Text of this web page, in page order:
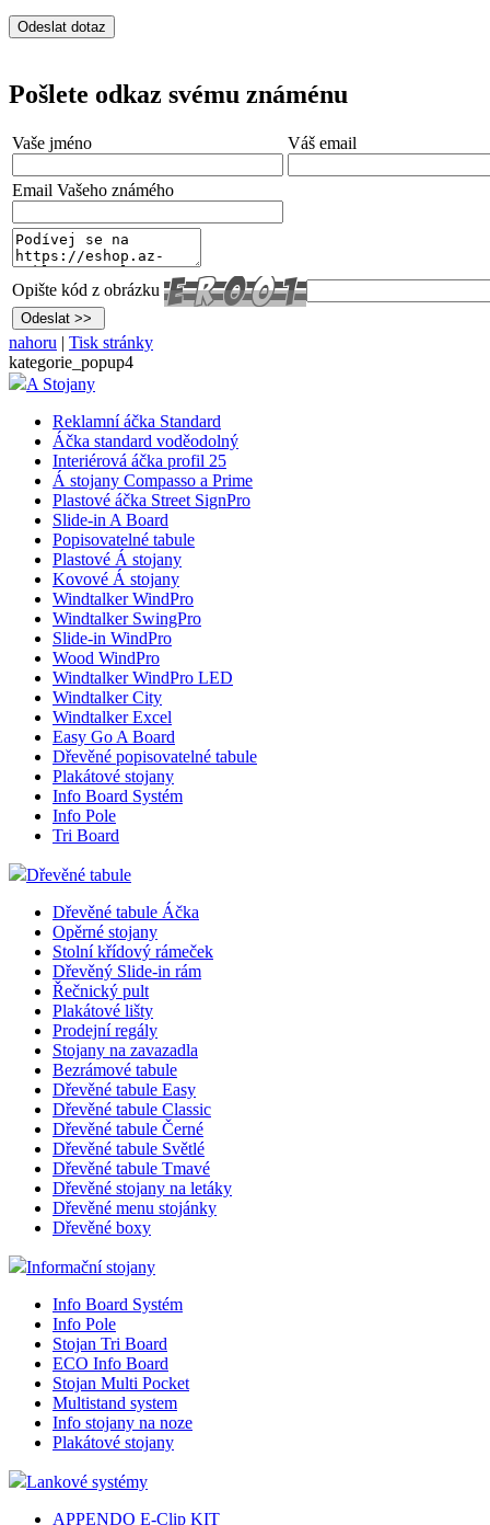
Pošlete odkaz svému známénu
Vaše jméno Váš email
Email Vašeho známého
Opište kód z obrázku
nahoru | Tisk stránky
kategorie_popup4
A Stojany
Reklamní áčka Standard
Áčka standard voděodolný
Interiérová áčka profil 25
Á stojany Compasso a Prime
Plastové áčka Street SignPro
Slide-in A Board
Popisovatelné tabule
Plastové Á stojany
Kovové Á stojany
Windtalker WindPro
Windtalker SwingPro
Slide-in WindPro
Wood WindPro
Windtalker WindPro LED
Windtalker City
Windtalker Excel
Easy Go A Board
Dřevěné popisovatelné tabule
Plakátové stojany
Info Board Systém
Info Pole
Tri Board
Dřevěné tabule
Dřevěné tabule Áčka
Opěrné stojany
Stolní křídový rámeček
Dřevěný Slide-in rám
Řečnický pult
Plakátové lišty
Prodejní regály
Stojany na zavazadla
Bezrámové tabule
Dřevěné tabule Easy
Dřevěné tabule Classic
Dřevěné tabule Černé
Dřevěné tabule Světlé
Dřevěné tabule Tmavé
Dřevěné stojany na letáky
Dřevěné menu stojánky
Dřevěné boxy
Informační stojany
Info Board Systém
Info Pole
Stojan Tri Board
ECO Info Board
Stojan Multi Pocket
Multistand system
Info stojany na noze
Plakátové stojany
Lankové systémy
APPENDO E-Clip KIT